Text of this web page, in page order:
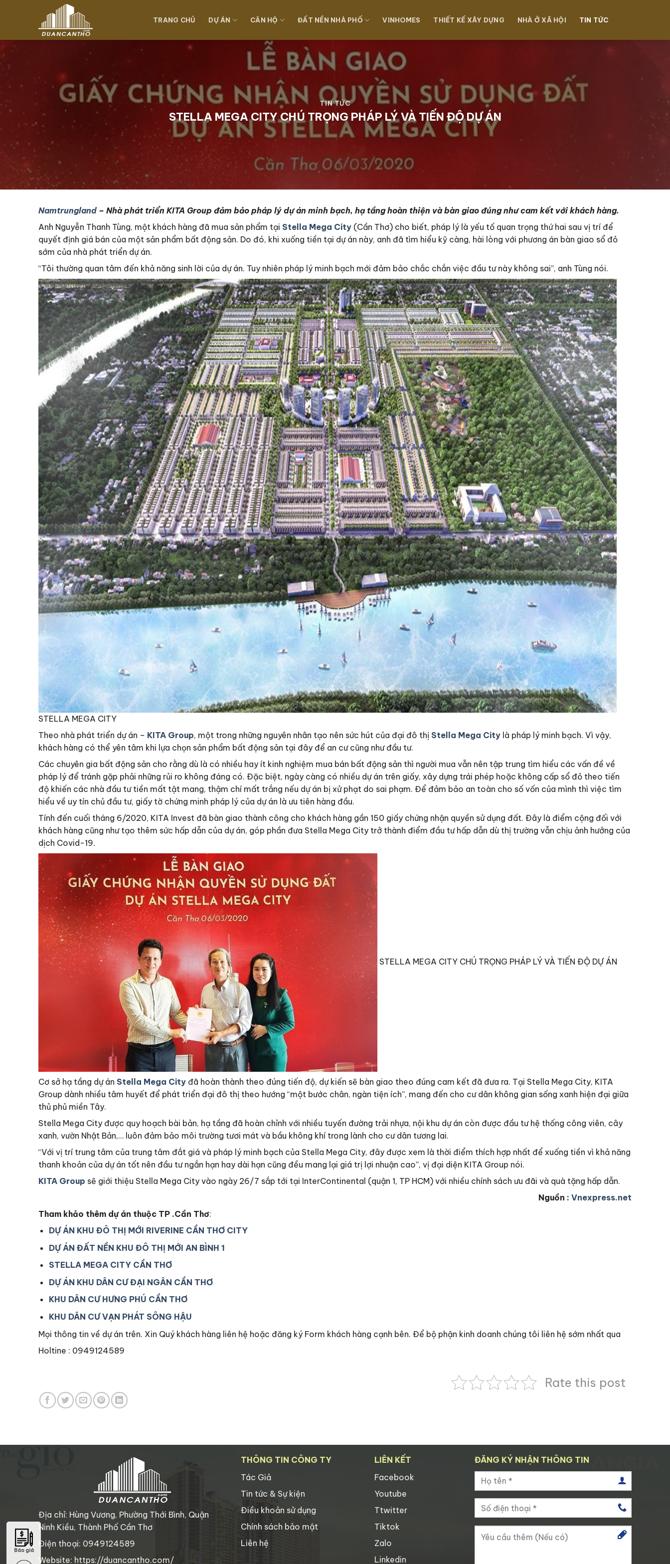
dung
TRANG CHỦ DỰ ÁN CĂN HỘ ĐẤT NỀN NHÀ PHỐ VINHOMES THIẾT KẾ XÂY DỰNG NHÀ Ở XÃ HỘI TIN TỨC
TIN TỨC
STELLA MEGA CITY CHÚ TRỌNG PHÁP LÝ VÀ TIẾN ĐỘ DỰ ÁN
Namtrungland – Nhà phát triển KITA Group đảm bảo pháp lý dự án minh bạch, hạ tầng hoàn thiện và bàn giao đúng như cam kết với khách hàng.
Anh Nguyễn Thanh Tùng, một khách hàng đã mua sản phẩm tại Stella Mega City (Cần Thơ) cho biết, pháp lý là yếu tố quan trọng thứ hai sau vị trí để
quyết định giá bán của một sản phẩm bất động sản. Do đó, khi xuống tiền tại dự án này, anh đã tìm hiểu kỹ càng, hài lòng với phương án bàn giao sổ đỏ
sớm của nhà phát triển dự án.
“Tôi thường quan tâm đến khả năng sinh lời của dự án. Tuy nhiên pháp lý minh bạch mới đảm bảo chắc chắn việc đầu tư này không sai”, anh Tùng nói.
STELLA MEGA CITY
Theo nhà phát triển dự án – KITA Group, một trong những nguyên nhân tạo nên sức hút của đại đô thị Stella Mega City là pháp lý minh bạch. Vì vậy,
khách hàng có thể yên tâm khi lựa chọn sản phẩm bất động sản tại đây để an cư cũng như đầu tư.
Các chuyên gia bất động sản cho rằng dù là có nhiều hay ít kinh nghiệm mua bán bất động sản thì người mua vẫn nên tập trung tìm hiểu các vấn đề về
pháp lý để tránh gặp phải những rủi ro không đáng có. Đặc biệt, ngày càng có nhiều dự án trên giấy, xây dựng trái phép hoặc không cấp sổ đỏ theo tiến
độ khiến các nhà đầu tư tiền mất tật mang, thậm chí mất trắng nếu dự án bị xử phạt do sai phạm. Để đảm bảo an toàn cho số vốn của mình thì việc tìm
hiểu về uy tín chủ đầu tư, giấy tờ chứng minh pháp lý của dự án là ưu tiên hàng đầu.
Tính đến cuối tháng 6/2020, KITA Invest đã bàn giao thành công cho khách hàng gần 150 giấy chứng nhận quyền sử dụng đất. Đây là điểm cộng đối với
khách hàng cũng như tạo thêm sức hấp dẫn của dự án, góp phần đưa Stella Mega City trở thành điểm đầu tư hấp dẫn dù thị trường vẫn chịu ảnh hưởng của
dịch Covid-19.
STELLA MEGA CITY CHÚ TRỌNG PHÁP LÝ VÀ TIẾN ĐỘ DỰ ÁN
Cơ sở hạ tầng dự án Stella Mega City đã hoàn thành theo đúng tiến độ, dự kiến sẽ bàn giao theo đúng cam kết đã đưa ra. Tại Stella Mega City, KITA
Group dành nhiều tâm huyết để phát triển đại đô thị theo hướng “một bước chân, ngàn tiện ích”, mang đến cho cư dân không gian sống xanh hiện đại giữa
thủ phủ miền Tây.
Stella Mega City được quy hoạch bài bản, hạ tầng đã hoàn chỉnh với nhiều tuyến đường trải nhựa, nội khu dự án còn được đầu tư hệ thống công viên, cây
xanh, vườn Nhật Bản,… luôn đảm bảo môi trường tươi mát và bầu không khí trong lành cho cư dân tương lai.
“Với vị trí trung tâm của trung tâm đắt giá và pháp lý minh bạch của Stella Mega City, đây được xem là thời điểm thích hợp nhất để xuống tiền vì khả năng
thanh khoản của dự án tốt nên đầu tư ngắn hạn hay dài hạn cũng đều mang lại giá trị lợi nhuận cao”, vị đại diện KITA Group nói.
KITA Group sẽ giới thiệu Stella Mega City vào ngày 26/7 sắp tới tại InterContinental (quận 1, TP HCM) với nhiều chính sách ưu đãi và quà tặng hấp dẫn.
Nguồn : Vnexpress.net
Tham khảo thêm dự án thuộc TP .Cần Thơ:
DỰ ÁN KHU ĐÔ THỊ MỚI RIVERINE CẦN THƠ CITY
DỰ ÁN ĐẤT NỀN KHU ĐÔ THỊ MỚI AN BÌNH 1
STELLA MEGA CITY CẦN THƠ
DỰ ÁN KHU DÂN CƯ ĐẠI NGÂN CẦN THƠ
KHU DÂN CƯ HƯNG PHÚ CẦN THƠ
KHU DÂN CƯ VẠN PHÁT SÔNG HẬU
Mọi thông tin về dự án trên. Xin Quý khách hàng liên hệ hoặc đăng ký Form khách hàng cạnh bên. Để bộ phận kinh doanh chúng tôi liên hệ sớm nhất qua
Holtine : 0949124589
Rate this post
Địa chỉ: Hùng Vương, Phường Thới Bình, Quận
Ninh Kiều, Thành Phố Cần Thơ
Điện thoại: 0949124589
Website: https://duancantho.com/
THÔNG TIN CÔNG TY
Tác Giả
Tin tức & Sự kiện
Điều khoản sử dụng
Chính sách bảo mật
Liên hệ
LIÊN KẾT
Facebook
Youtube
Ttwitter
Tiktok
Zalo
Linkedin
ĐĂNG KÝ NHẬN THÔNG TIN
Báo giá
Báo giá